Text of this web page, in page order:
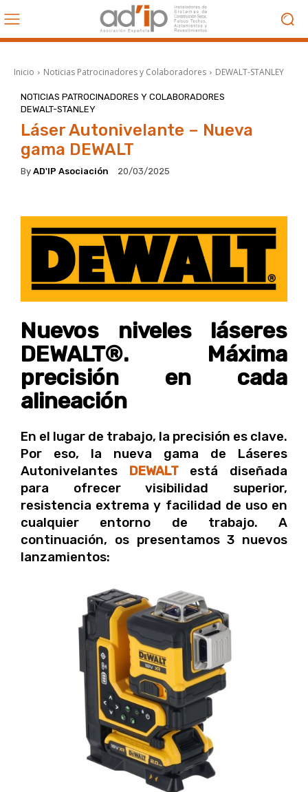
Inicio Noticias Patrocinadores y Colaboradores DEWALT-STANLEY
NOTICIAS PATROCINADORES Y COLABORADORES
DEWALT-STANLEY
Láser Autonivelante – Nueva
gama DEWALT
By AD'IP Asociación 20/03/2025
Nuevos niveles láseres
DEWALT®. Máxima
precisión en cada
alineación
En el lugar de trabajo, la precisión es clave.
Por eso, la nueva gama de Láseres
Autonivelantes DEWALT
está diseñada
para ofrecer visibilidad superior,
resistencia extrema y facilidad de uso en
cualquier entorno de trabajo. A
continuación, os presentamos 3 nuevos
lanzamientos: